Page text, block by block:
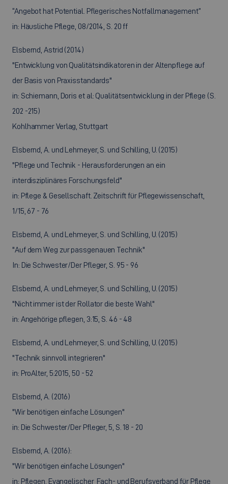
“Angebot hat Potential. Pflegerisches Notfallmanagement”
in: Häusliche Pflege, 08/2014, S. 20 ff
Elsbernd, Astrid (2014)
"Entwicklung von Qualitätsindikatoren in der Altenpflege auf
der Basis von Praxisstandards"
in: Schiemann, Doris et al: Qualitätsentwicklung in der Pflege (S.
202 -215)
Kohlhammer Verlag, Stuttgart
Elsbernd, A. und Lehmeyer, S. und Schilling, U. (2015)
"Pflege und Technik - Herausforderungen an ein
interdisziplinäres Forschungsfeld"
in: Pflege & Gesellschaft. Zeitschrift für Pflegewissenschaft,
1/15, 67 - 76
Elsbernd, A. und Lehmeyer, S. und Schilling, U. (2015)
"Auf dem Weg zur passgenauen Technik"
In: Die Schwester/Der Pfleger, S. 95 - 96
Elsbernd, A. und Lehmeyer, S. und Schilling, U. (2015)
"Nicht immer ist der Rollator die beste Wahl"
in: Angehörige pflegen, 3:15, S. 46 - 48
Elsbernd, A. und Lehmeyer, S. und Schilling, U. (2015)
"Technik sinnvoll integrieren"
in: ProAlter, 5:2015, 50 - 52
Elsbernd, A. (2016)
"Wir benötigen einfache Lösungen"
in: Die Schwester/Der Pfleger, 5, S. 18 - 20
Elsbernd, A. (2016):
"Wir benötigen einfache Lösungen"
in: Pflegen, Evangelischer Fach- und Berufsverband für Pflege